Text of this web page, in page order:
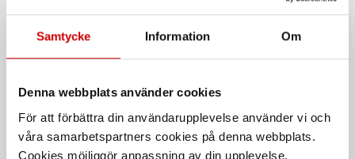
Samtycke Information Om
Denna webbplats använder cookies
För att förbättra din användarupplevelse använder vi och
våra samarbetspartners cookies på denna webbplats.
Cookies möjliggör anpassning av din upplevelse,